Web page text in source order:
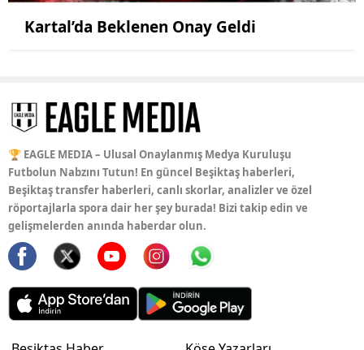
Kartal’da Beklenen Onay Geldi
🏆 EAGLE MEDIA – Ulusal Onaylanmış Medya Kuruluşu
Futbolun Nabzını Tutun! En güncel Beşiktaş haberleri,
Beşiktaş transfer haberleri, canlı skorlar, analizler ve özel
röportajlarla spora dair her şey burada! Bizi takip edin ve
gelişmelerden anında haberdar olun.